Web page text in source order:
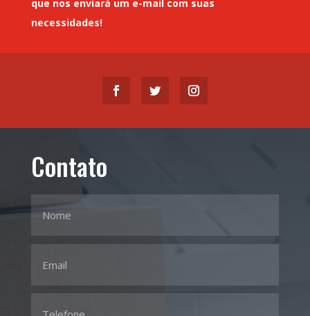
que nos enviará um e-mailcom suas
necessidades!
Contato